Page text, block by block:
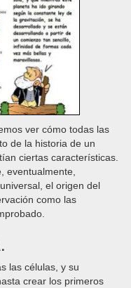
ver cómo todas las
de la historia de un
ciertas características.
eventualmente,
el origen del
como las
las células, y su
crear los primeros